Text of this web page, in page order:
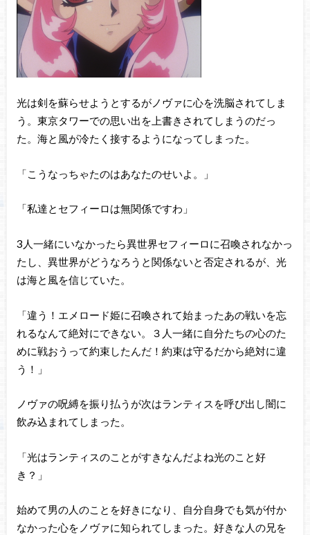
光は剣を蘇らせようとするがノヴァに心を洗脳されてしま
う。東京タワーでの思い出を上書きされてしまうのだっ
た。海と風が冷たく接するようになってしまった。
「こうなっちゃたのはあなたのせいよ。」
「私達とセフィーロは無関係ですわ」
3人一緒にいなかったら異世界セフィーロに召喚されなかっ
たし、異世界がどうなろうと関係ないと否定されるが、光
は海と風を信じていた。
「違う！エメロード姫に召喚されて始まったあの戦いを忘
れるなんて絶対にできない。３人一緒に自分たちの心のた
めに戦おうって約束したんだ！約束は守るだから絶対に違
う！」
ノヴァの呪縛を振り払うが次はランティスを呼び出し闇に
飲み込まれてしまった。
「光はランティスのことがすきなんだよね光のこと好
き？」
始めて男の人のことを好きになり、自分自身でも気が付か
なかった心をノヴァに知られてしまった。好きな人の兄を